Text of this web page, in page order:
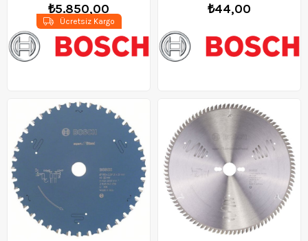
₺5.850,00
Ücretsiz Kargo
₺44,00